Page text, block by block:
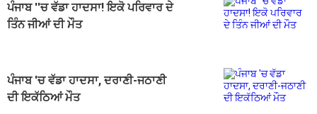
ਪੰਜਾਬ ''ਚ ਵੱਡਾ ਹਾਦਸਾ! ਇਕੋ ਪਰਿਵਾਰ ਦੇ
ਤਿੰਨ ਜੀਆਂ ਦੀ ਮੌਤ
ਪੰਜਾਬ 'ਚ ਵੱਡਾ ਹਾਦਸਾ, ਦਰਾਣੀ-ਜਠਾਣੀ
ਦੀ ਇਕੱਠਿਆਂ ਮੌਤ